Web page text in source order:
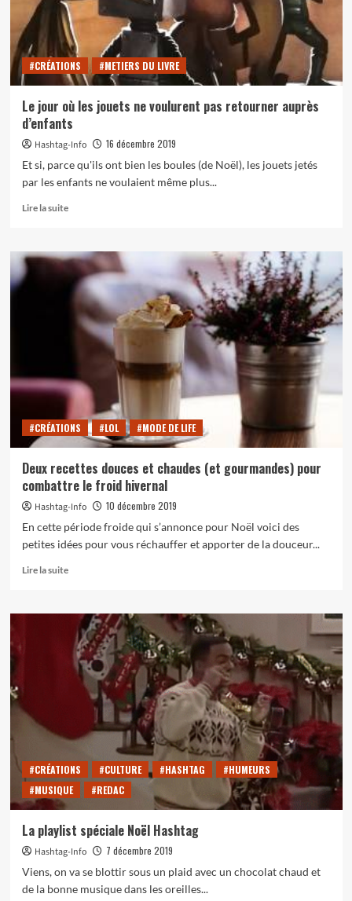
#CRÉATIONS #METIERS DU LIVRE
Le jour où les jouets ne voulurent pas retourner auprès
d’enfants
Hashtag-Info
16 décembre 2019
Et si, parce qu'ils ont bien les boules (de Noël), les jouets jetés
par les enfants ne voulaient même plus...
Lire la suiteEn
sur
Le
jour
jouets
retourner
auprès
d’enfants
#CRÉATIONS #LOL #MODE DE LIFE
Deux recettes douces et chaudes (et gourmandes) pour
combattre le froid hivernal
Hashtag-Info
10 décembre 2019
En cette période froide qui s’annonce pour Noël voici des
petites idées pour vous réchauffer et apporter de la douceur...
Lire la suiteEn
sur
Deux
recettes
douces
et
chaudes
gourmandes)
pour
le
froid
hivernal
#CRÉATIONS #CULTURE #HASHTAG
#HUMEURS
#MUSIQUE
#REDAC
La playlist spéciale Noël Hashtag
Hashtag-Info
7 décembre 2019
Viens, on va se blottir sous un plaid avec un chocolat chaud et
de la bonne musique dans les oreilles...